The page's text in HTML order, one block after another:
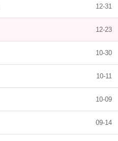
12-31
12-23
10-30
10-11
10-09
09-14